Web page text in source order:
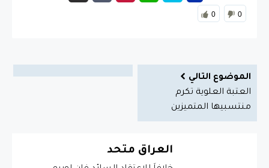
0 0
الموضوع التالي
العتبة العلوية تكرم
منتسبيها المتميزين
العراق متحد